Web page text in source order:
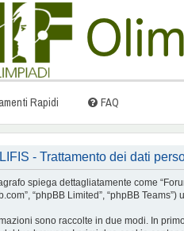
Rapidi FAQ
- Trattamento dei dati
spiega dettagliatamente come
“phpBB Limited”, “phpBB
sono raccolte in due modi. In